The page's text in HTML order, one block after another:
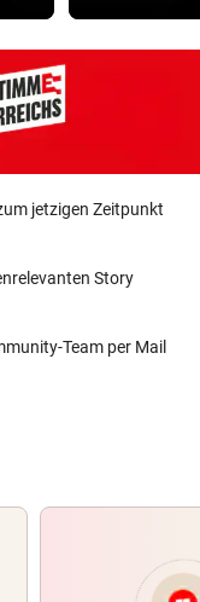
jetzigen Zeitpunkt
Story
Team per Mail